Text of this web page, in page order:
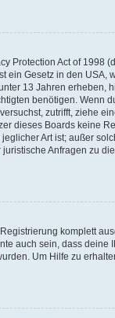
Protection Act of 1998
ein Gesetz in den USA,
13 Jahren erheben,
benötigen. Wenn
zutrifft, ziehe
dieses Boards keine
Art ist; außer
Anfragen zu
komplett
auch sein, dass deine
Um Hilfe zu